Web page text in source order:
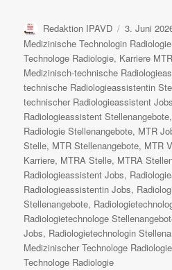
Autor
Redaktion IPAVD
am
3. Juni
Medizinische Technologin Radiologie
Technologe Radiologie, Karriere MTR
Medizinisch-technische
technische Radiologieassistentin
technischer Radiologieassistent Jobs
Radiologieassistent Stellenangebote,
Radiologie Stellenangebote, MTR
Stelle, MTR Stellenangebote, MTR
Karriere, MTRA Stelle, MTRA
Radiologieassistent Jobs,
Radiologieassistentin Jobs,
Stellenangebote,
Radiologietechnologe
Jobs, Radiologietechnologin
Medizinischer Technologe Radiologie
Technologe Radiologie